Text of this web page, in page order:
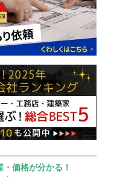
・価格が分かる！